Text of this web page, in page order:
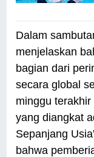
Dalam
menjelaskan
bagian dari
secara global
minggu
yang diangkat
Sepanjang
bahwa